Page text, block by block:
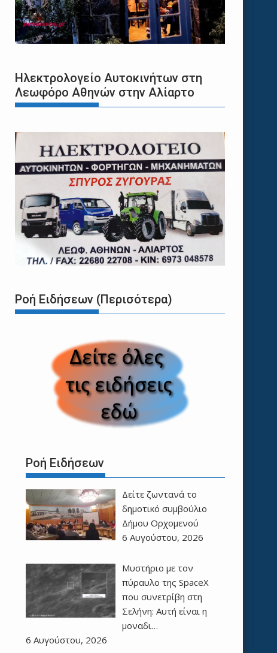
Ηλεκτρολογείο Αυτοκινήτων στη
Λεωφόρο Αθηνών στην Αλίαρτο
Ροή Ειδήσεων (Περισότερα)
Ροή Ειδήσεων
Δείτε ζωντανά το
δημοτικό συμβούλιο
Δήμου Ορχομενού
6 Αυγούστου, 2026
Μυστήριο με τον
πύραυλο της SpaceX
που συνετρίβη στη
Σελήνη: Αυτή είναι η
μοναδι…
6 Αυγούστου, 2026